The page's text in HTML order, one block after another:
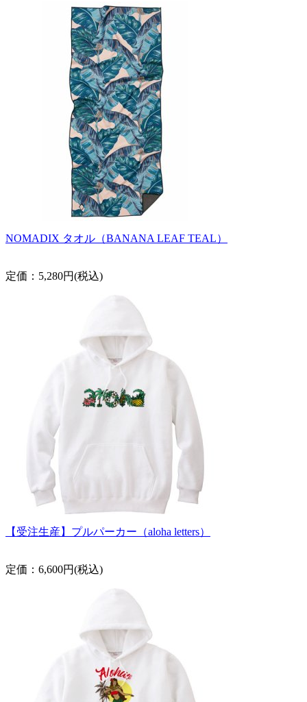
NOMADIX タオル（BANANA LEAF TEAL）
定価：5,280円(税込)
【受注生産】プルパーカー（aloha letters）
定価：6,600円(税込)